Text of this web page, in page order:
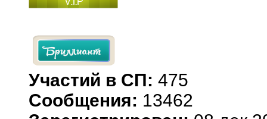
Участий в СП: 475
Сообщения: 13462